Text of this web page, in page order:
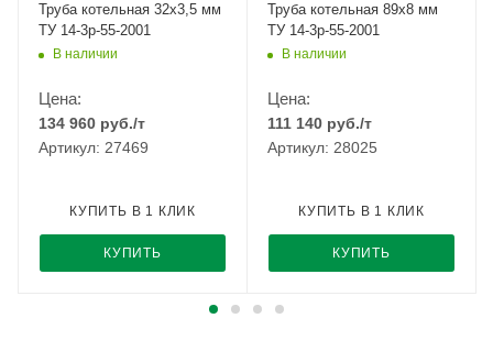
Труба котельная 32х3,5 мм
ТУ 14-3р-55-2001
В наличии
Цена:
134 960 руб./т
Артикул: 27469
КУПИТЬ
КУПИТЬ В 1 КЛИК
Труба котельная 89х8 мм
ТУ 14-3р-55-2001
В наличии
Цена:
111 140 руб./т
Артикул: 28025
КУПИТЬ
КУПИТЬ В 1 КЛИК